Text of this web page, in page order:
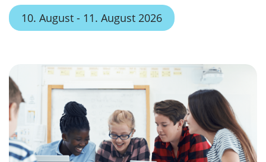
10. August - 11. August 2026